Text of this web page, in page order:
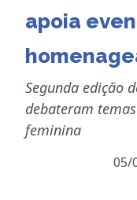
apoia
Segunda edição
debateram
feminina
05/